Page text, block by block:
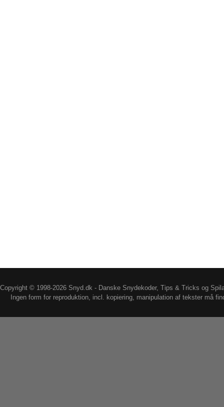
Copyright © 1998-2026 Snyd.dk - Danske Snydekoder, Tips & Tricks og
Ingen form for reproduktion, incl. kopiering, manipulation af tekster må